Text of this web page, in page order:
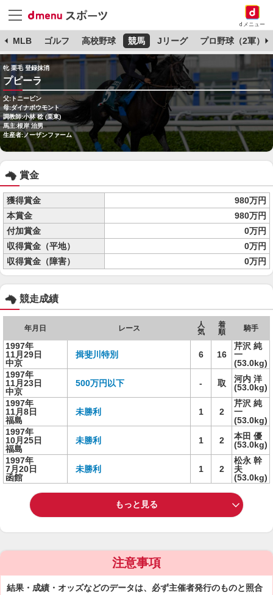
dメニュー
MLB ゴルフ 高校野球 競馬 Jリーグ プロ野球（2軍）
牝 栗毛 登録抹消
プピーラ
父:トニービン
母:ダイナボウモント
調教師:小林 稔 (栗東)
馬主:根岸 治男
生産者:ノーザンファーム
賞金
獲得賞金
980万円
本賞金
980万円
付加賞金
0万円
収得賞金（平地）
0万円
収得賞金（障害）
0万円
競走成績
年月日 レース
人
気
着
順
騎手
1997年
11月29日
中京
揖斐川特別 6 16
芹沢 純
一
(53.0kg)
1997年
11月23日
中京
500万円以下 - 取
河内 洋
(53.0kg)
1997年
11月8日
福島
未勝利 1 2
芹沢 純
一
(53.0kg)
1997年
10月25日
福島
未勝利 1 2
本田 優
(53.0kg)
1997年
7月20日
函館
未勝利 1 2
松永 幹
夫
(53.0kg)
もっと見る
注意事項
結果・成績・オッズなどのデータは、必ず主催者発行のものと照合